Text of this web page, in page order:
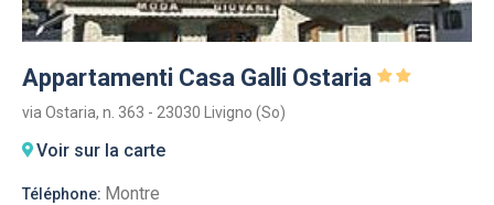
Appartamenti Casa Galli Ostaria
via Ostaria, n. 363 - 23030 Livigno (So)
Voir sur la carte
Téléphone: Montre